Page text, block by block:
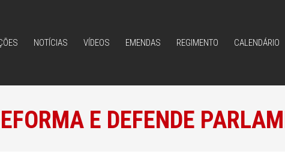
NOTÍCIAS VÍDEOS EMENDAS REGIMENTO CALENDÁRIO
E DEFENDE
NOTÍCIAS VÍDEOS EMENDAS REGIMENTO CALENDÁRIO